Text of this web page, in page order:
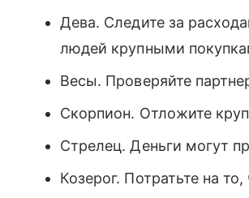
Дева. Следите за
людей крупными
Весы. Проверяйте
Скорпион. Отложите
Стрелец. Деньги могут
Козерог. Потратьте на